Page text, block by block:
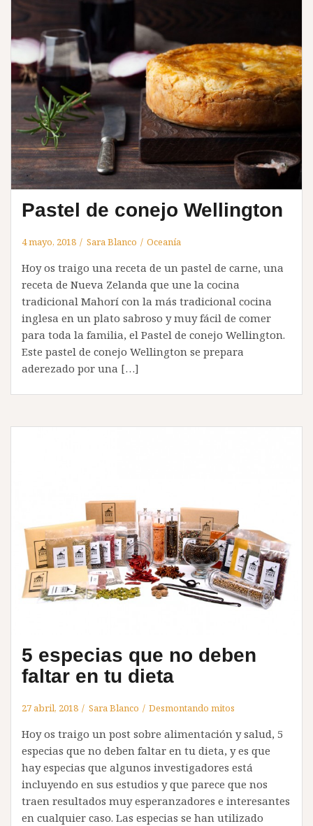
Pastel de conejo Wellington
4 mayo, 2018 Sara Blanco Oceanía
Hoy os traigo una receta de un pastel de carne, una
receta de Nueva Zelanda que une la cocina
tradicional Mahorí con la más tradicional cocina
inglesa en un plato sabroso y muy fácil de comer
para toda la familia, el Pastel de conejo Wellington.
Este pastel de conejo Wellington se prepara
aderezado por una […]
5 especias que no deben
faltar en tu dieta
27 abril, 2018 Sara Blanco Desmontando mitos
Hoy os traigo un post sobre alimentación y salud, 5
especias que no deben faltar en tu dieta, y es que
hay especias que algunos investigadores está
incluyendo en sus estudios y que parece que nos
traen resultados muy esperanzadores e interesantes
en cualquier caso. Las especias se han utilizado